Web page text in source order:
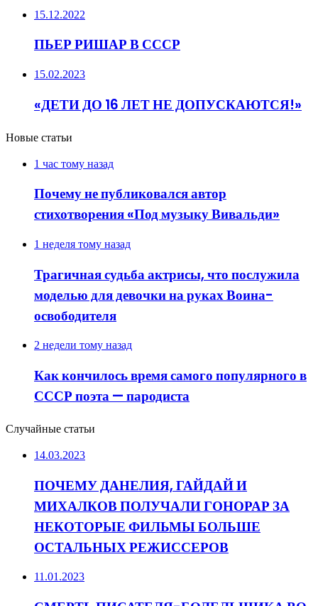
15.12.2022
ПЬЕР РИШАР В СССР
15.02.2023
«ДЕТИ ДО 16 ЛЕТ НЕ ДОПУСКАЮТСЯ!»
Новые статьи
1 час тому назад
Почему не публиковался автор
стихотворения «Под музыку Вивальди»
1 неделя тому назад
Трагичная судьба актрисы, что послужила
моделью для девочки на руках Воина-
освободителя
2 недели тому назад
Как кончилось время самого популярного в
СССР поэта — пародиста
Случайные статьи
14.03.2023
ПОЧЕМУ ДАНЕЛИЯ, ГАЙДАЙ И
МИХАЛКОВ ПОЛУЧАЛИ ГОНОРАР ЗА
НЕКОТОРЫЕ ФИЛЬМЫ БОЛЬШЕ
ОСТАЛЬНЫХ РЕЖИССЕРОВ
11.01.2023